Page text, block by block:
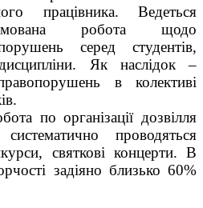
працівника. Ведеться
робота щодо
серед студентів,
Як наслідок –
в колективі
по організації дозвілля
проводяться
святкові концерти. В
задіяно близько 60%